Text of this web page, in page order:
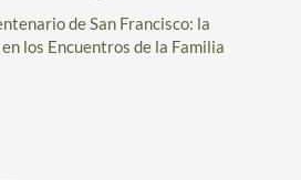
de San Francisco: la
los Encuentros de la Familia